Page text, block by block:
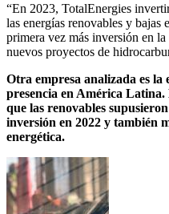
“En 2023, TotalEnergies
las energías renovables y bajas
primera vez más inversión en
nuevos proyectos de
Otra empresa analizada es la
presencia en América Latina.
que las renovables
inversión en 2022 y también
energética.